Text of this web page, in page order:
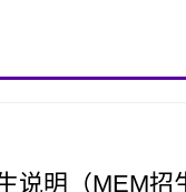
说明（MEM招